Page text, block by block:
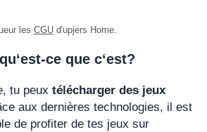
les CGU d'upjers Home.
ce que c‘est?
tu peux télécharger des jeux
aux dernières technologies, il est
de profiter de tes jeux sur